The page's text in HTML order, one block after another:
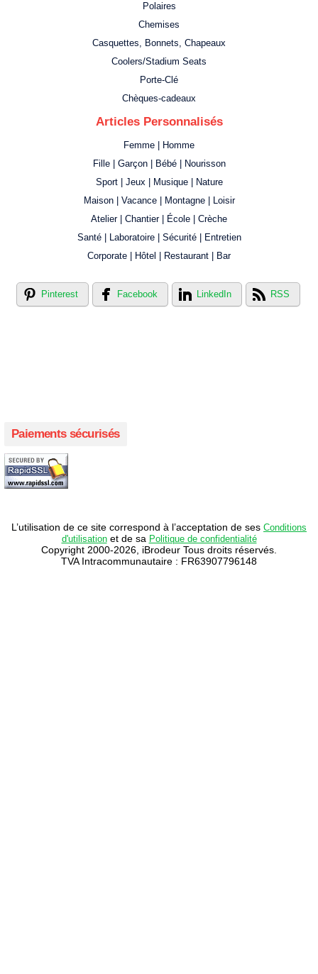
Polaires
Chemises
Casquettes, Bonnets, Chapeaux
Coolers/Stadium Seats
Porte-Clé
Chèques-cadeaux
Articles Personnalisés
Femme | Homme
Fille | Garçon | Bébé | Nourisson
Sport | Jeux | Musique | Nature
Maison | Vacance | Montagne | Loisir
Atelier | Chantier | École | Crèche
Santé | Laboratoire | Sécurité | Entretien
Corporate | Hôtel | Restaurant | Bar
Pinterest Facebook LinkedIn RSS
Paiements sécurisés
L’utilisation de ce site correspond à l’acceptation de ses Conditions
d'utilisationet de sa Politique de confidentialité
Copyright 2000-2026, iBrodeur Tous droits réservés.
TVA Intracommunautaire : FR63907796148